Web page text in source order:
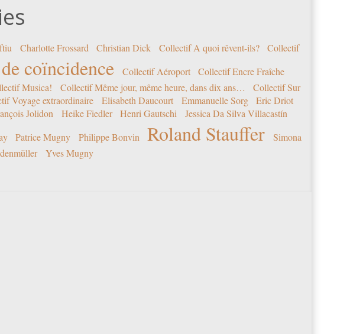
Charlotte Frossard Christian Dick Collectif A quoi rêvent-ils?
Collectif
coïncidence Collectif Aéroport
Collectif Encre Fraîche
Musica! Collectif Même jour, même heure, dans dix ans…
Collectif Sur
Voyage extraordinaire Elisabeth Daucourt Emmanuelle Sorg
Eric Driot
Jolidon Heike Fiedler Henri Gautschi
Jessica Da Silva Villacastín
Patrice Mugny Philippe Bonvin Roland Stauffer
Simona
Yves Mugny